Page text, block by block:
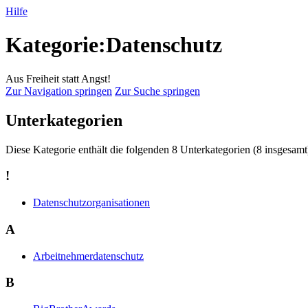
Hilfe
Kategorie:Datenschutz
Aus Freiheit statt Angst!
Zur Navigation springen Zur Suche springen
Unterkategorien
Diese Kategorie enthält die folgenden 8 Unterkategorien (8
!
Datenschutzorganisationen
A
Arbeitnehmerdatenschutz
B